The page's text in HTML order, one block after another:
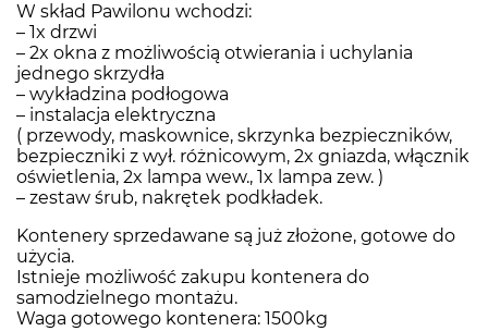
W skład Pawilonu wchodzi:
– 1x drzwi
– 2x okna z możliwością otwierania i uchylania
jednego skrzydła
– wykładzina podłogowa
– instalacja elektryczna
( przewody, maskownice, skrzynka bezpieczników,
bezpieczniki z wył. różnicowym, 2x gniazda, włącznik
oświetlenia, 2x lampa wew., 1x lampa zew. )
– zestaw śrub, nakrętek podkładek.
Kontenery sprzedawane są już złożone, gotowe do
użycia.
Istnieje możliwość zakupu kontenera do
samodzielnego montażu.
Waga gotowego kontenera: 1500kg